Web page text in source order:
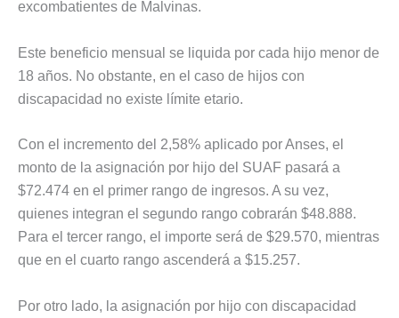
excombatientes de Malvinas.
Este beneficio mensual se liquida por cada hijo menor de
18 años. No obstante, en el caso de hijos con
discapacidad no existe límite etario.
Con el incremento del 2,58% aplicado por Anses, el
monto de la asignación por hijo del SUAF pasará a
$72.474 en el primer rango de ingresos. A su vez,
quienes integran el segundo rango cobrarán $48.888.
Para el tercer rango, el importe será de $29.570, mientras
que en el cuarto rango ascenderá a $15.257.
Por otro lado, la asignación por hijo con discapacidad